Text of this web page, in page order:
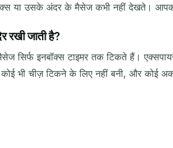
या उसके अंदर के मैसेज कभी नहीं देखते।
रखी जाती है?
सिर्फ इनबॉक्स टाइमर तक टिकते हैं।
भी चीज़ टिकने के लिए नहीं बनी, और कोई